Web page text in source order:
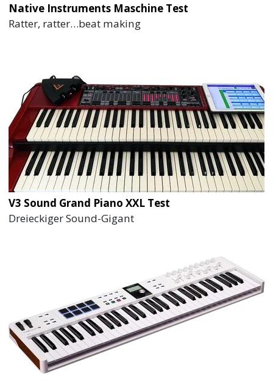
Native Instruments Maschine Test
Ratter, ratter…beat making
V3 Sound Grand Piano XXL Test
Dreieckiger Sound-Gigant